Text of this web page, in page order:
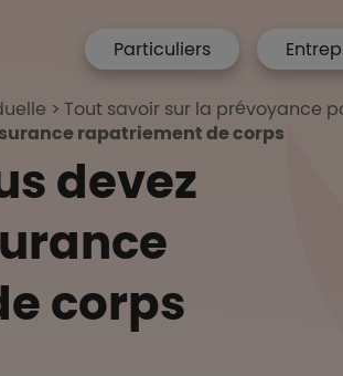
menu hp
Particuliers
Tout savoir sur la prévoyance
rapatriement de corps
devez
corps